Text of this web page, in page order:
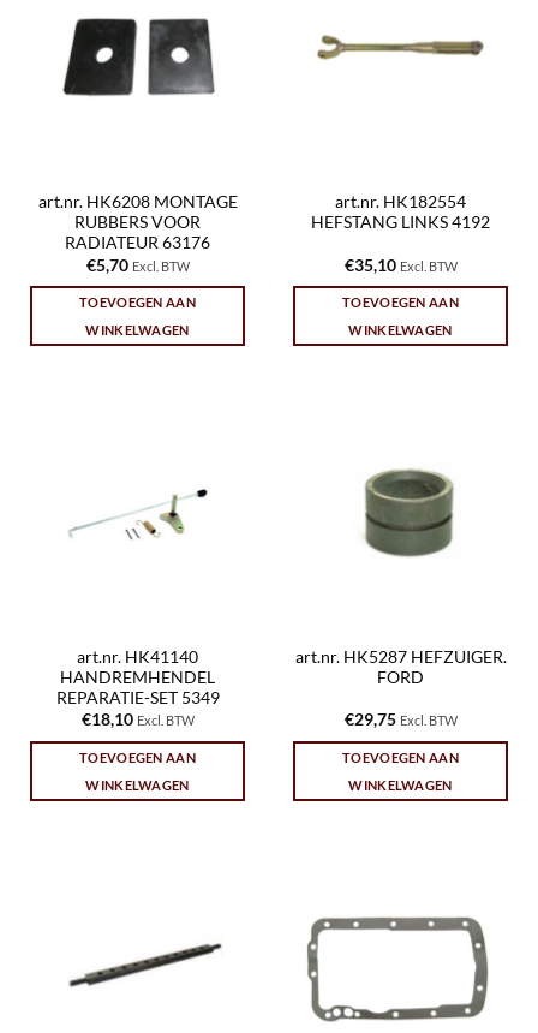
art.nr. HK6208 MONTAGE
RUBBERS VOOR
RADIATEUR 63176
€5,70 Excl. BTW
TOEVOEGEN AAN
WINKELWAGEN
art.nr. HK182554
HEFSTANG LINKS 4192
€35,10 Excl. BTW
TOEVOEGEN AAN
WINKELWAGEN
art.nr. HK41140
HANDREMHENDEL
REPARATIE-SET 5349
€18,10 Excl. BTW
TOEVOEGEN AAN
WINKELWAGEN
art.nr. HK5287 HEFZUIGER.
FORD
€29,75 Excl. BTW
TOEVOEGEN AAN
WINKELWAGEN